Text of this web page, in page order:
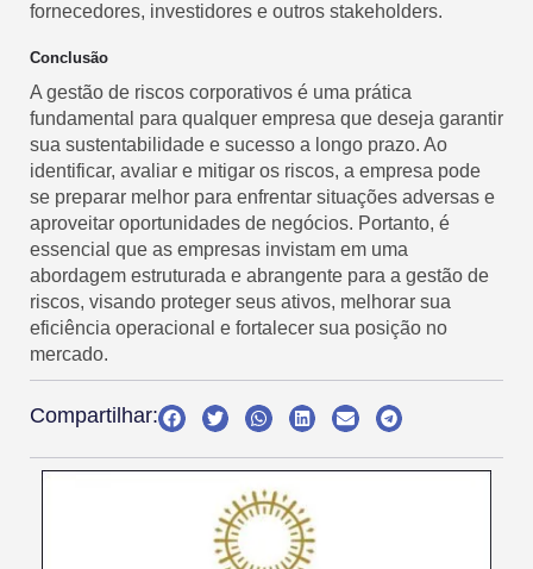
fornecedores, investidores e outros stakeholders.
Conclusão
A gestão de riscos corporativos é uma prática
fundamental para qualquer empresa que deseja garantir
sua sustentabilidade e sucesso a longo prazo. Ao
identificar, avaliar e mitigar os riscos, a empresa pode
se preparar melhor para enfrentar situações adversas e
aproveitar oportunidades de negócios. Portanto, é
essencial que as empresas invistam em uma
abordagem estruturada e abrangente para a gestão de
riscos, visando proteger seus ativos, melhorar sua
eficiência operacional e fortalecer sua posição no
mercado.
Compartilhar: